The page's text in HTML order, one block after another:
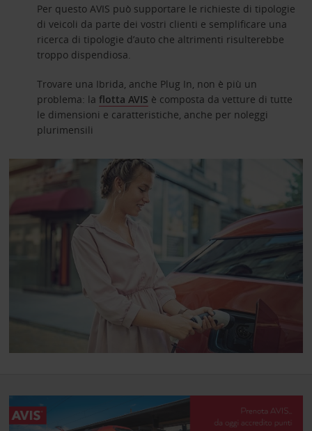
Per questo AVIS può supportare le richieste di tipologie
di veicoli da parte dei vostri clienti e semplificare una
ricerca di tipologie d’auto che altrimenti risulterebbe
troppo dispendiosa.
Trovare una Ibrida, anche Plug In, non è più un
problema: la flotta AVIS è composta da vetture di tutte
le dimensioni e caratteristiche, anche per noleggi
plurimensili